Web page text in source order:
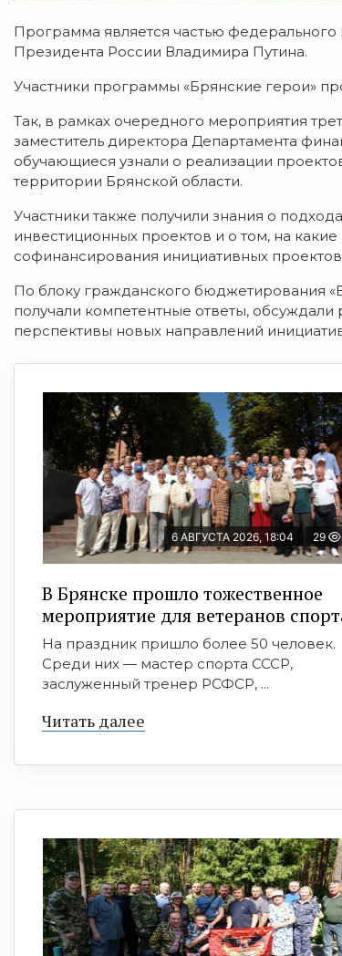
Программа является частью
Президента России Владимира Путина.
Участники программы «Брянские герои»
Так, в рамках очередного мероприятия
заместитель директора Департамента
обучающиеся узнали о реализации
территории Брянской области.
Участники также получили знания о
инвестиционных проектов и о том, на
софинансирования инициативных
По блоку гражданского бюджетирования
получали компетентные ответы,
перспективы новых направлений
6 АВГУСТА 2026, 18:04 29
В Брянске прошло тожественное
мероприятие для ветеранов
На праздник пришло более 50 человек.
Среди них — мастер спорта СССР,
заслуженный тренер РСФСР, ...
Читать далее